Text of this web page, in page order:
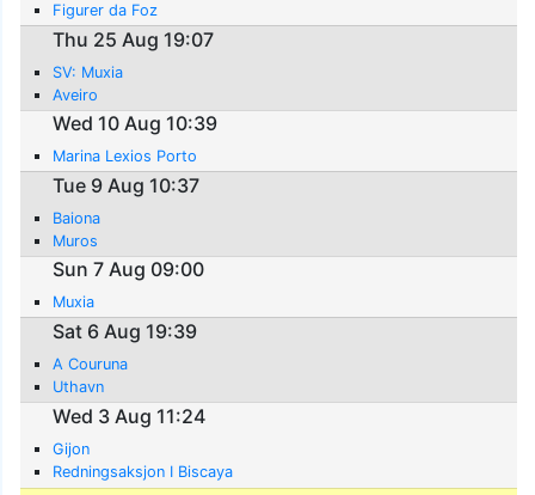
Figurer da Foz
Thu 25 Aug 19:07
SV: Muxia
Aveiro
Wed 10 Aug 10:39
Marina Lexios Porto
Tue 9 Aug 10:37
Baiona
Muros
Sun 7 Aug 09:00
Muxia
Sat 6 Aug 19:39
A Couruna
Uthavn
Wed 3 Aug 11:24
Gijon
Redningsaksjon I Biscaya